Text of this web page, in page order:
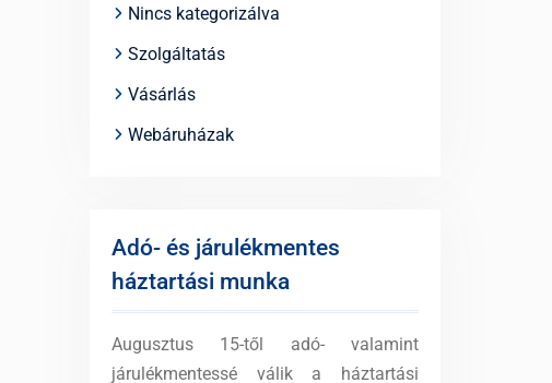
Nincs kategorizálva
Szolgáltatás
Vásárlás
Webáruházak
Adó- és járulékmentes
háztartási munka
Augusztus 15-től adó- valamint
járulékmentessé válik a háztartási